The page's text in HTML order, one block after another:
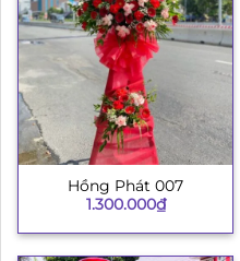
Hồng Phát 007
1.300.000₫